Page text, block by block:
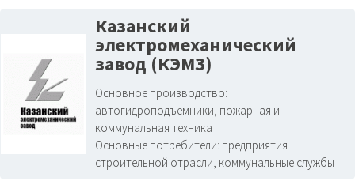
Казанский
электромеханический
завод (КЭМЗ)
Основное производство:
автогидроподъемники, пожарная и
коммунальная техника
Основные потребители: предприятия
строительной отрасли, коммунальные службы